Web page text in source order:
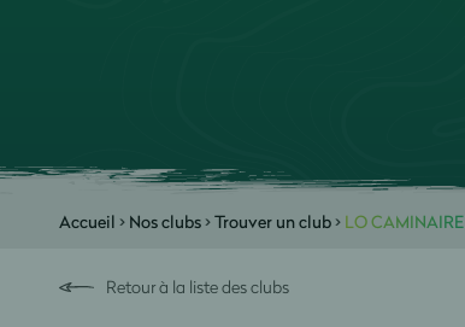
Accueil > Nos clubs>Trouver un club> LO CAMINAIRE
Retour à la liste des clubs